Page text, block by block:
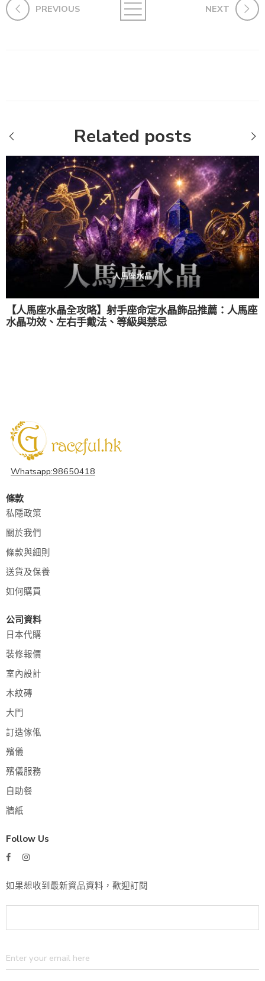
PREVIOUS NEXT
Related posts
【人馬座水晶全攻略】射手座命定水晶飾品推薦：人馬座
水晶功效、左右手戴法、等級與禁忌
Whatsapp:98650418
條款
私隱政策
關於我們
條款與細則
送貨及保養
如何購買
公司資料
日本代購
裝修報價
室內設計
木紋磚
大門
訂造傢俬
殯儀
殯儀服務
自助餐
牆紙
Follow Us
如果想收到最新資品資料，歡迎訂閱